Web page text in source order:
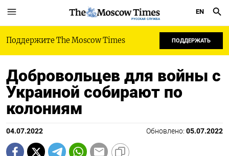
РУССКАЯ СЛУЖБА
EN
Поддержите The Moscow Times ПОДДЕРЖАТЬ
Добровольцев для войны с
Украиной собирают по
колониям
04.07.2022 Обновлено: 05.07.2022